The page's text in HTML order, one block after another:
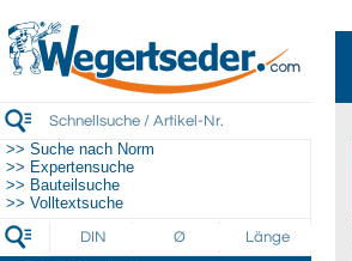
>> Suche nach Norm
>> Expertensuche
>> Bauteilsuche
>> Volltextsuche